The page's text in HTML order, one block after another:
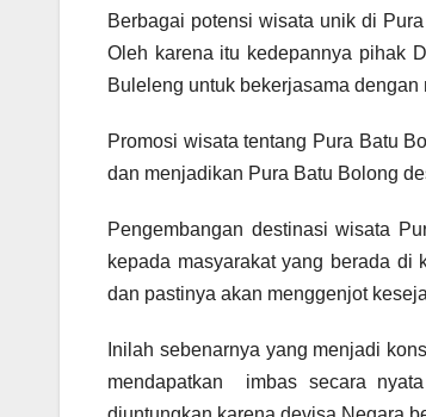
Berbagai potensi wisata unik di
Oleh karena itu kedepannya pihak
Buleleng untuk bekerjasama
Promosi wisata tentang Pura Batu
dan menjadikan Pura Batu Bolong
Pengembangan destinasi wisata
kepada masyarakat yang berada
dan pastinya akan menggenjot
Inilah sebenarnya yang menjadi
mendapatkan imbas secara